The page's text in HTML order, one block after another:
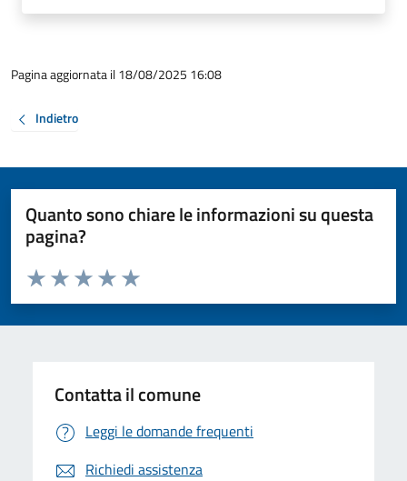
Pagina aggiornata il 18/08/2025 16:08
Indietro
Quanto sono chiare le informazioni su questa
pagina?
Valuta da 1 a 5 stelle la pagina
Valuta 5 stelle su 5
Valuta 4 stelle su 5
Valuta 3 stelle su 5
Valuta 2 stelle su 5
Valuta 1 stelle su 5
Contatta il comune
Leggi le domande frequenti
Richiedi assistenza